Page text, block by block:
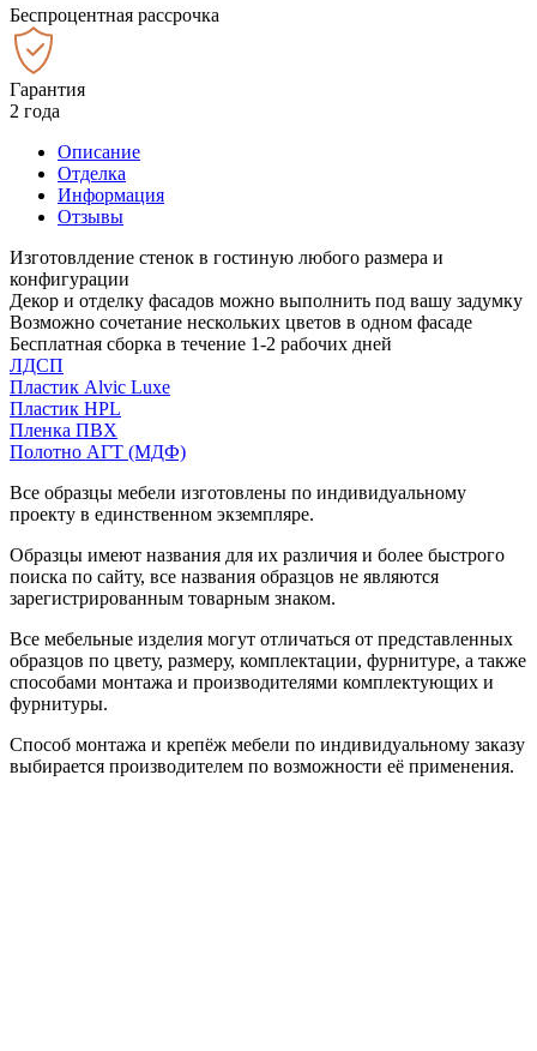
Беспроцентная рассрочка
Гарантия
2 года
Описание
Отделка
Информация
Отзывы
Изготовлдение стенок в гостиную любого размера и
конфигурации
Декор и отделку фасадов можно выполнить под вашу задумку
Возможно сочетание нескольких цветов в одном фасаде
Бесплатная сборка в течение 1-2 рабочих дней
ЛДСП
Пластик Alvic Luxe
Пластик HPL
Пленка ПВХ
Полотно АГТ (МДФ)
Все образцы мебели изготовлены по индивидуальному
проекту в единственном экземпляре.
Образцы имеют названия для их различия и более быстрого
поиска по сайту, все названия образцов не являются
зарегистрированным товарным знаком.
Все мебельные изделия могут отличаться от представленных
образцов по цвету, размеру, комплектации, фурнитуре, а также
способами монтажа и производителями комплектующих и
фурнитуры.
Способ монтажа и крепёж мебели по индивидуальному заказу
выбирается производителем по возможности её применения.